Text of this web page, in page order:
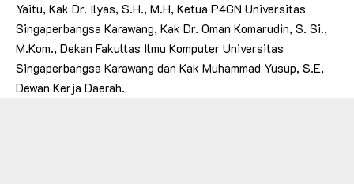
Yaitu, Kak Dr. Ilyas, S.H., M.H, Ketua P4GN Universitas
Singaperbangsa Karawang, Kak Dr. Oman Komarudin, S. Si.,
M.Kom., Dekan Fakultas Ilmu Komputer Universitas
Singaperbangsa Karawang dan Kak Muhammad Yusup, S.E,
Dewan Kerja Daerah.